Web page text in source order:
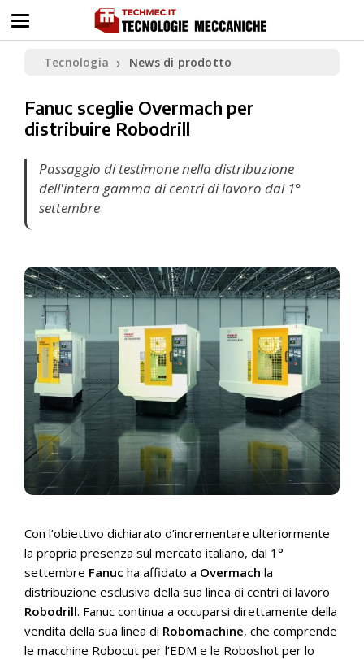
Tecnologia ❯ News di prodotto
Fanuc sceglie Overmach per
distribuire Robodrill
Passaggio di testimone nella distribuzione
dell'intera gamma di centri di lavoro dal 1°
settembre
Con l’obiettivo dichiarato d’incrementare ulteriormente
la propria presenza sul mercato italiano, dal 1°
settembre Fanuc ha affidato a Overmach la
distribuzione esclusiva della sua linea di centri di lavoro
Robodrill. Fanuc continua a occuparsi direttamente della
vendita della sua linea di Robomachine, che comprende
le macchine Robocut per l’EDM e le Roboshot per lo